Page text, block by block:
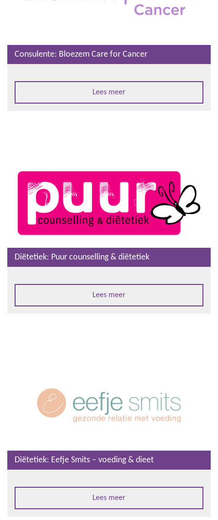
Consulente: Bloezem Care for Cancer
Lees meer
Diëtetiek: Puur counselling & diëtetiek
Lees meer
Diëtetiek: Eefje Smits – voeding & dieet
Lees meer